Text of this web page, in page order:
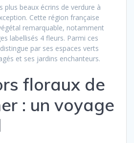
plus beaux écrins de verdure à
Cette région française
remarquable, notamment
labellisés 4 fleurs. Parmi ces
par ses espaces verts
et ses jardins enchanteurs.
floraux de
: un voyage